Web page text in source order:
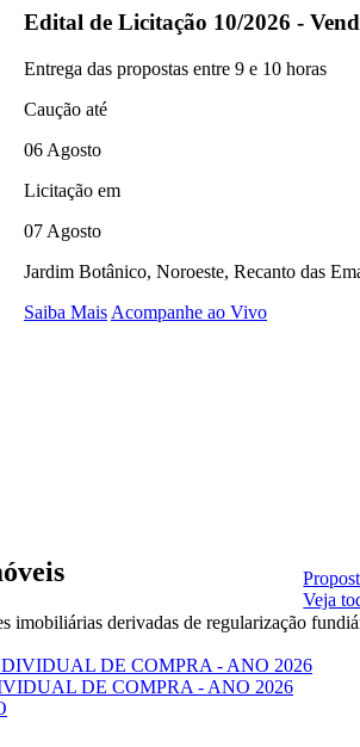
Edital de Licitação 10/2026 -
Entrega das propostas entre 9 e 10 horas
Caução até
06 Agosto
Licitação em
07 Agosto
Jardim Botânico, Noroeste, Recanto das
Saiba Mais Acompanhe ao Vivo
Veja
imobiliárias derivadas de regularização
DE COMPRA - ANO 2026